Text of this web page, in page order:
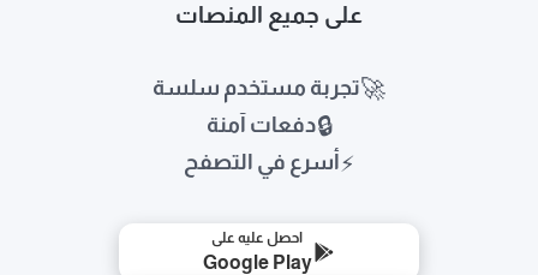
على جميع المنصات
🚀تجربة مستخدم سلسة
🔒دفعات آمنة
⚡أسرع في التصفح
احصل عليه على
Google Play